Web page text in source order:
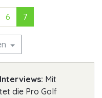
6 7
Mit
die Pro Golf